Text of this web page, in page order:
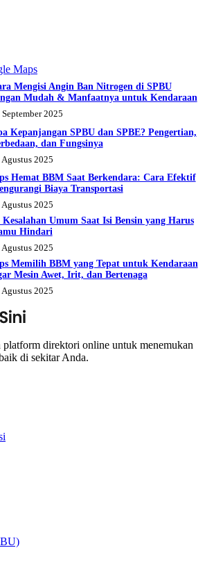
Maps
Mengisi Angin Ban Nitrogen di SPBU
Mudah & Manfaatnya untuk Kendaraan
September 2025
Kepanjangan SPBU dan SPBE? Pengertian,
dan Fungsinya
2025
Hemat BBM Saat Berkendara: Cara Efektif
Biaya Transportasi
Agustus 2025
Kesalahan Umum Saat Isi Bensin yang Harus
Hindari
Agustus 2025
Memilih BBM yang Tepat untuk Kendaraan
Mesin Awet, Irit, dan Bertenaga
Agustus 2025
platform direktori online untuk menemukan
di sekitar Anda.